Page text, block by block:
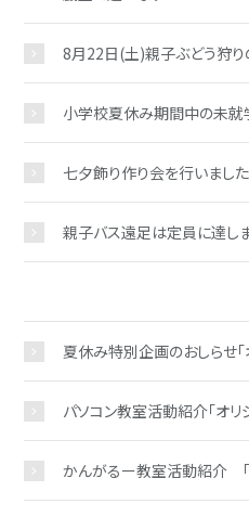
8月22日(土)親子ぶどう狩
小学校夏休み期間中の未就
七夕飾り作り会を行いました
親子バス遠足は定員に達し
夏休み特別企画のおしらせ「
パソコン教室活動紹介「オリ
かんがるー教室活動紹介 「